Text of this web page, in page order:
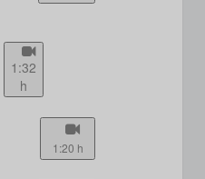
1:32
h
1:20 h